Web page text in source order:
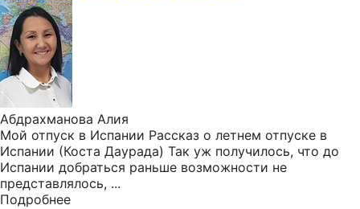
Абдрахманова Алия
Мой отпуск в Испании Рассказ о летнем отпуске в
Испании (Коста Даурада) Так уж получилось, что до
Испании добраться раньше возможности не
представлялось, ...
Подробнее